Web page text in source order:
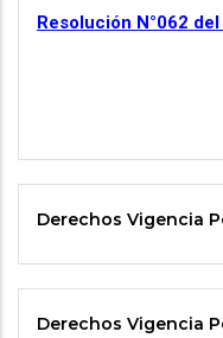
Resolución N°062
Derechos Vigencia
Derechos Vigencia